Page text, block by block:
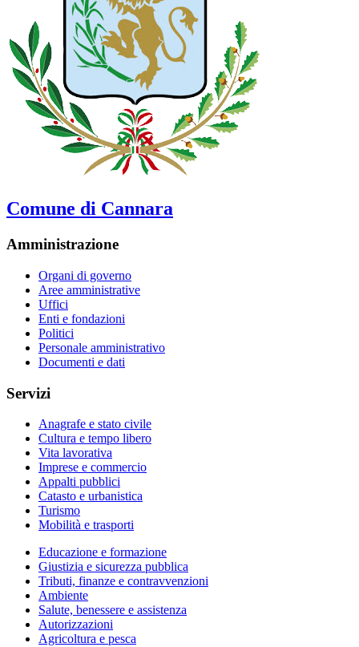
Comune di Cannara
Amministrazione
Organi di governo
Aree amministrative
Uffici
Enti e fondazioni
Politici
Personale amministrativo
Documenti e dati
Servizi
Anagrafe e stato civile
Cultura e tempo libero
Vita lavorativa
Imprese e commercio
Appalti pubblici
Catasto e urbanistica
Turismo
Mobilità e trasporti
Educazione e formazione
Giustizia e sicurezza pubblica
Tributi, finanze e contravvenzioni
Ambiente
Salute, benessere e assistenza
Autorizzazioni
Agricoltura e pesca